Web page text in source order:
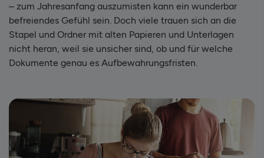
– zum Jahresanfang auszumisten kann ein wunderbar
befreiendes Gefühl sein. Doch viele trauen sich an die
Stapel und Ordner mit alten Papieren und Unterlagen
nicht heran, weil sie unsicher sind, ob und für welche
Dokumente genau es Aufbewahrungsfristen.